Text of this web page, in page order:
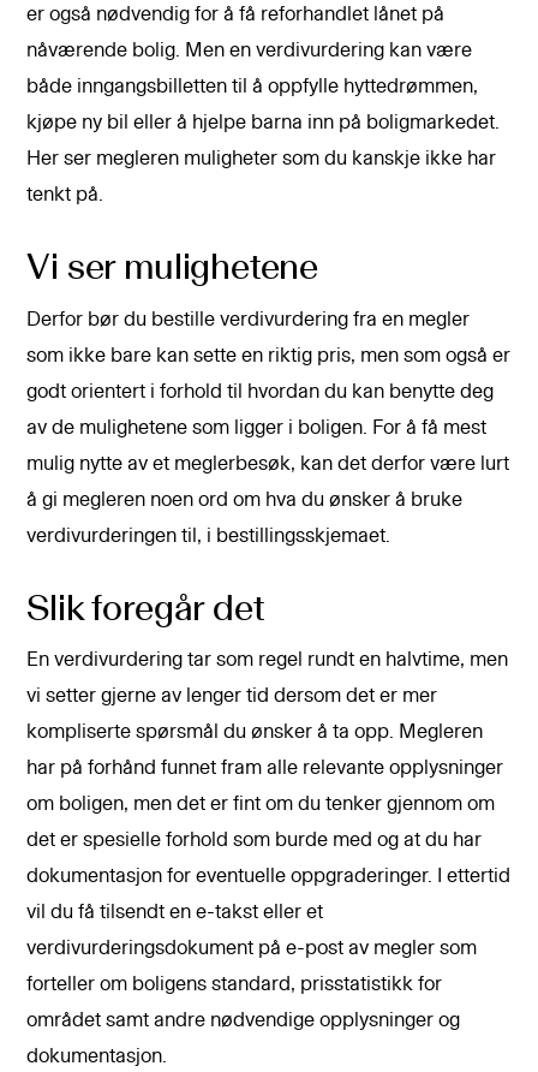
er også nødvendig for å få reforhandlet lånet på
nåværende bolig. Men en verdivurdering kan være
både inngangsbilletten til å oppfylle hyttedrømmen,
kjøpe ny bil eller å hjelpe barna inn på boligmarkedet.
Her ser megleren muligheter som du kanskje ikke har
tenkt på.
Vi ser mulighetene
Derfor bør du bestille verdivurdering fra en megler
som ikke bare kan sette en riktig pris, men som også er
godt orientert i forhold til hvordan du kan benytte deg
av de mulighetene som ligger i boligen. For å få mest
mulig nytte av et meglerbesøk, kan det derfor være lurt
å gi megleren noen ord om hva du ønsker å bruke
verdivurderingen til, i bestillingsskjemaet.
Slik foregår det
En verdivurdering tar som regel rundt en halvtime, men
vi setter gjerne av lenger tid dersom det er mer
kompliserte spørsmål du ønsker å ta opp. Megleren
har på forhånd funnet fram alle relevante opplysninger
om boligen, men det er fint om du tenker gjennom om
det er spesielle forhold som burde med og at du har
dokumentasjon for eventuelle oppgraderinger. I ettertid
vil du få tilsendt en e-takst eller et
verdivurderingsdokument på e-post av megler som
forteller om boligens standard, prisstatistikk for
området samt andre nødvendige opplysninger og
dokumentasjon.